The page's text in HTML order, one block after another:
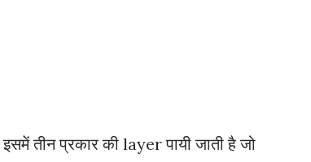
इसमें तीन प्रकार की layer पायी जाती है जो